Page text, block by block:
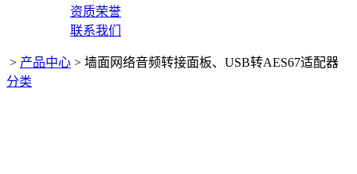
资质荣誉
联系我们
> 产品中心 > 墙面网络音频转接面板、USB转AES67适配器
分类